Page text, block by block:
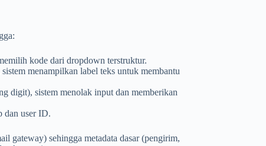
kode dari dropdown terstruktur.
menampilkan label teks untuk membantu
digit), sistem menolak input dan memberikan
dan user ID.
gateway) sehingga metadata dasar (pengirim,